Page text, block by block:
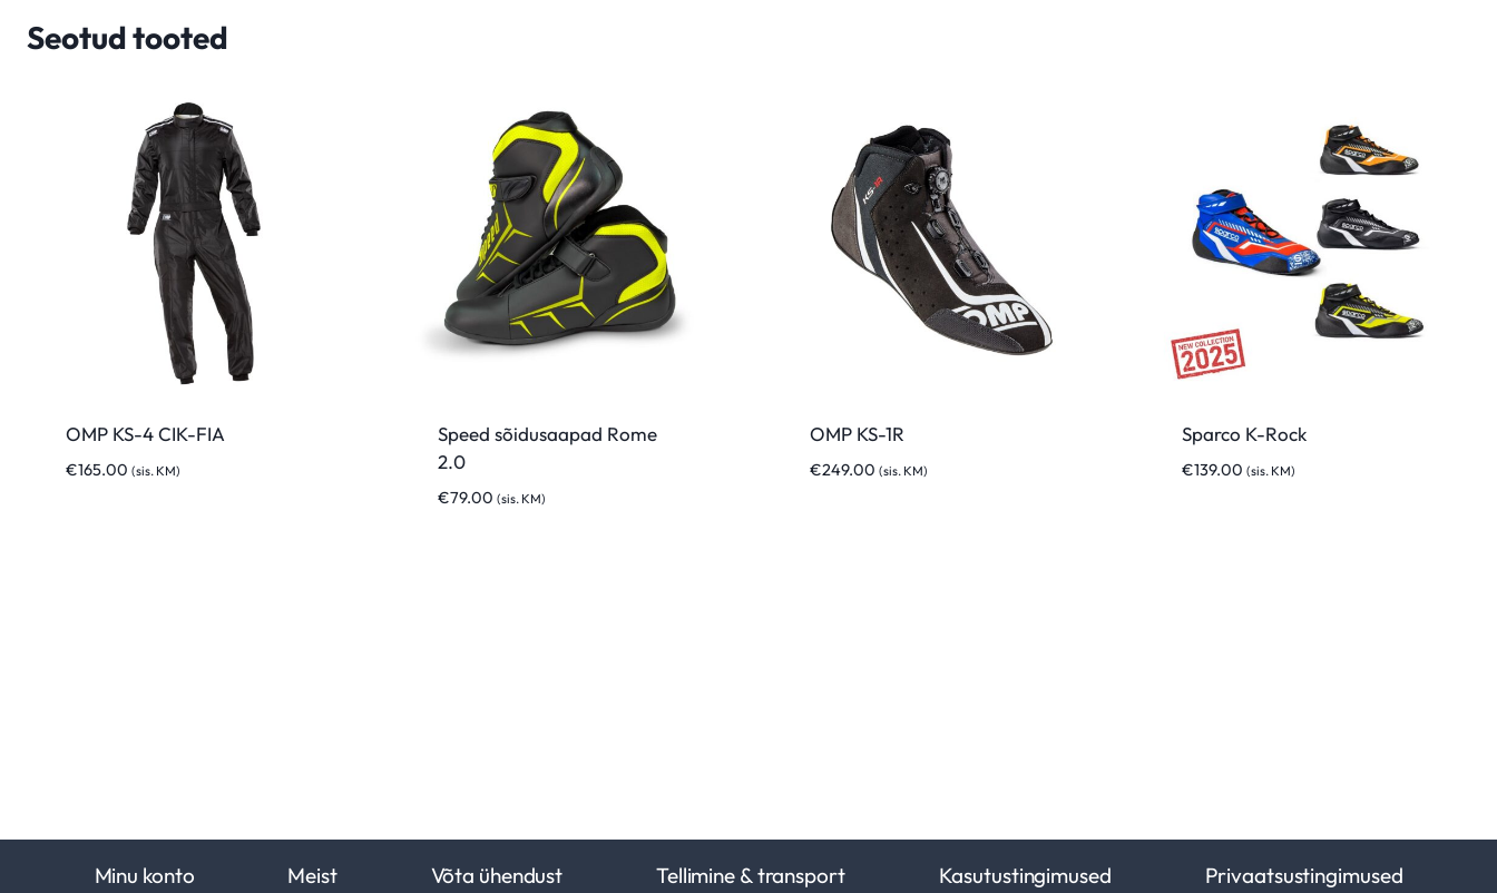
Seotud tooted
OMP KS-4 CIK-FIA
€165.00 (sis. KM)
Speed sõidusaapad Rome
2.0
€79.00 (sis. KM)
OMP KS-1R
€249.00 (sis. KM)
Sparco K-Rock
€139.00 (sis. KM)
Minu konto Meist Võta ühendust Tellimine & transport Kasutustingimused Privaatsustingimused